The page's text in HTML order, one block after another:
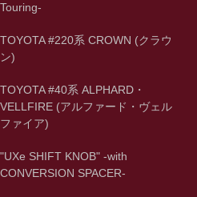
Touring-
TOYOTA #220系 CROWN (クラウ
ン)
TOYOTA #40系 ALPHARD・
VELLFIRE (アルファード・ヴェル
ファイア)
"UXe SHIFT KNOB" -with
CONVERSION SPACER-